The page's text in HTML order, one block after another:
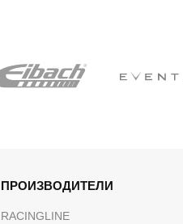
ПРОИЗВОДИТЕЛИ
RACINGLINE